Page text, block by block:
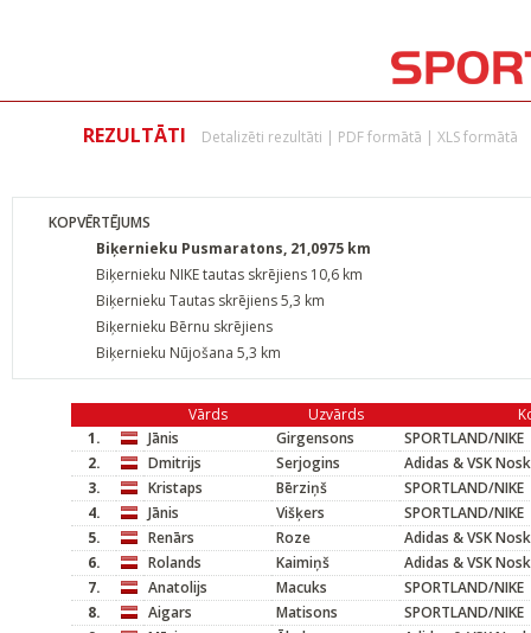
REZULTĀTI Detalizēti rezultāti | PDF formātā | XLS formātā
KOPVĒRTĒJUMS
Biķernieku Pusmaratons, 21,0975 km
Biķernieku NIKE tautas skrējiens 10,6 km
Biķernieku Tautas skrējiens 5,3 km
Biķernieku Bērnu skrējiens
Biķernieku Nūjošana 5,3 km
Vārds Uzvārds
1.
Jānis Girgensons
SPORTLAND/NIKE
2.
Dmitrijs Serjogins
Adidas & VSK
3.
Kristaps Bērziņš
SPORTLAND/NIKE
4.
Jānis Višķers
SPORTLAND/NIKE
5.
Renārs Roze
Adidas & VSK
6.
Rolands Kaimiņš
Adidas & VSK
7.
Anatolijs Macuks
SPORTLAND/NIKE
8.
Aigars Matisons
SPORTLAND/NIKE